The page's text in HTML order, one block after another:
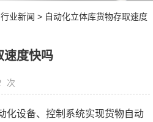
行业新闻 > 自动化立体库货物存取速度
速度快吗
次
化设备、控制系统实现货物自动